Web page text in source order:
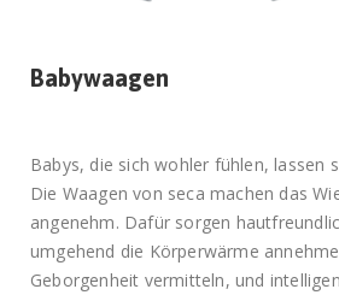
Babywaagen
Babys, die sich wohler fühlen, lassen
Die Waagen von seca machen das
angenehm. Dafür sorgen
umgehend die Körperwärme
Geborgenheit vermitteln, und